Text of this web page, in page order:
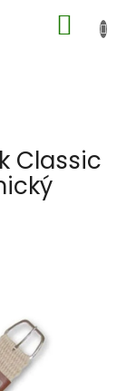
KOŠÍK
Classic